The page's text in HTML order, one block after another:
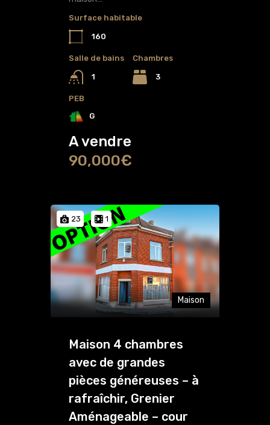
Surface habitable
160
Salle de bains
1
Chambres
3
PEB
G
A vendre
90,000€
23 1
Maison
Maison 4 chambres
avec de grandes
pièces généreuses – à
rafraîchir, Grenier
Aménageable – cour